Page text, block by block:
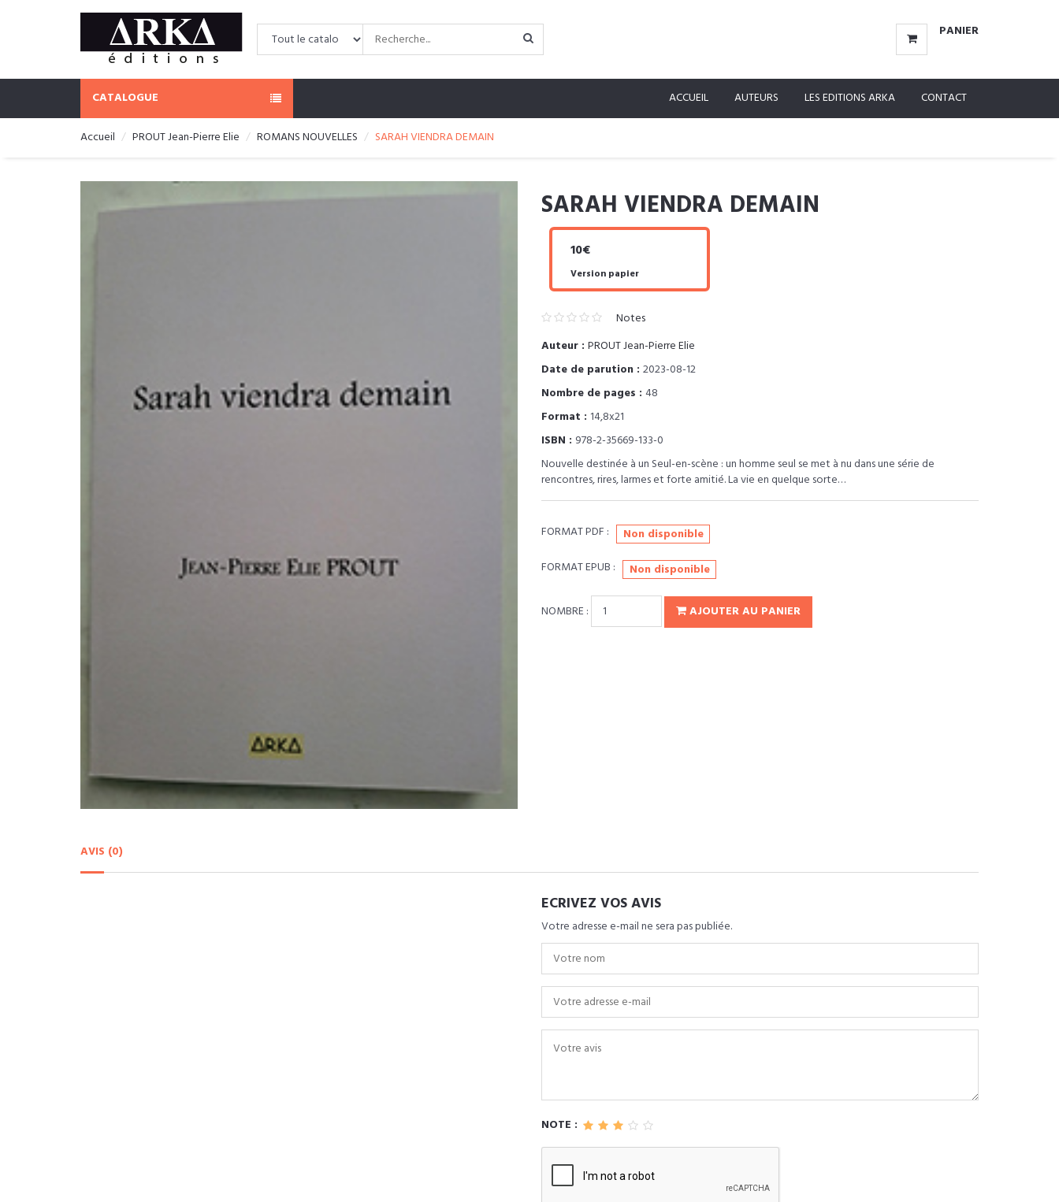
PANIER
CATALOGUE ACCUEIL AUTEURS LES EDITIONS ARKA CONTACT
Accueil PROUT Jean-Pierre Elie ROMANS NOUVELLES SARAH VIENDRA DEMAIN
SARAH VIENDRA DEMAIN
10€
Version papier
Notes
Auteur : PROUT Jean-Pierre Elie
Date de parution : 2023-08-12
Nombre de pages : 48
Format : 14,8x21
ISBN : 978-2-35669-133-0
Nouvelle destinée à un Seul-en-scène : un homme seul se met à nu dans une série de
rencontres, rires, larmes et forte amitié. La vie en quelque sorte…
FORMAT PDF :
Non disponible
FORMAT EPUB :
Non disponible
NOMBRE : AJOUTER AU PANIER
AVIS (0)
ECRIVEZ VOS AVIS
Votre adresse e-mail ne sera pas publiée.
NOTE :